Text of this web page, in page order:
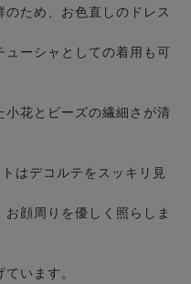
ため、お色直しのドレス
ューシャとしての着用も可
小花とビーズの繊細さが清
はデコルテをスッキリ見
顔周りを優しく照らしま
います。